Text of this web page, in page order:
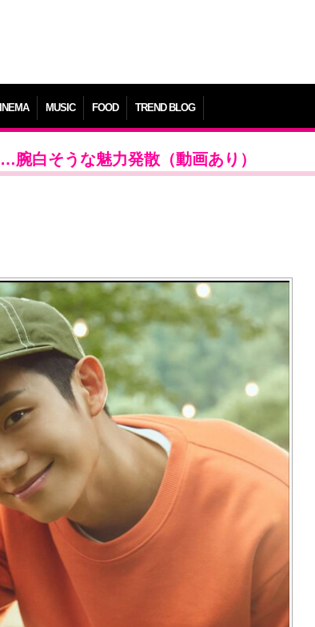
MUSIC FOOD TREND BLOG
白そうな魅力発散（動画あり）